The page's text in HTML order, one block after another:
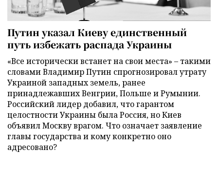
Путин указал Киеву единственный
путь избежать распада Украины
«Все исторически встанет на свои места» – такими
словами Владимир Путин спрогнозировал утрату
Украиной западных земель, ранее
принадлежавших Венгрии, Польше и Румынии.
Российский лидер добавил, что гарантом
целостности Украины была Россия, но Киев
объявил Москву врагом. Что означает заявление
главы государства и кому конкретно оно
адресовано?